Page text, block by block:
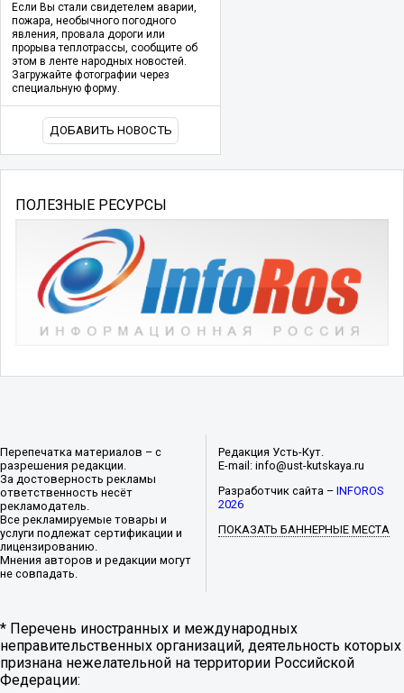
Если Вы стали свидетелем аварии,
пожара, необычного погодного
явления, провала дороги или
прорыва теплотрассы, сообщите об
этом в ленте народных новостей.
Загружайте фотографии через
специальную форму.
ДОБАВИТЬ НОВОСТЬ
ПОЛЕЗНЫЕ РЕСУРСЫ
Перепечатка материалов – с
разрешения редакции.
За достоверность рекламы
ответственность несёт
рекламодатель.
Все рекламируемые товары и
услуги подлежат сертификации и
лицензированию.
Мнения авторов и редакции могут
не совпадать.
Редакция Усть-Кут.
E-mail: info@ust-kutskaya.ru
Разработчик сайта –INFOROS
2026
ПОКАЗАТЬ БАННЕРНЫЕ МЕСТА
* Перечень иностранных и международных
неправительственных организаций, деятельность которых
признана нежелательной на территории Российской
Федерации: